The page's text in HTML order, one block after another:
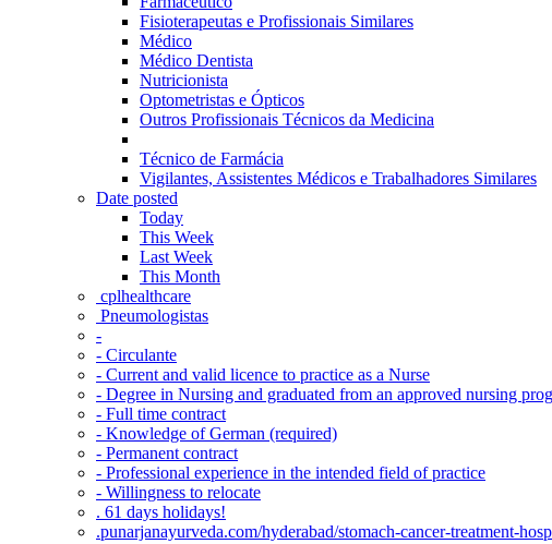
Fisioterapeutas e Profissionais Similares
Médico
Médico Dentista
Nutricionista
Optometristas e Ópticos
Outros Profissionais Técnicos da Medicina
Técnico de Farmácia
Vigilantes, Assistentes Médicos e Trabalhadores Similares
Date posted
Today
This Week
Last Week
This Month
‎ cplhealthcare‬
Pneumologistas
-
- Circulante
- Current and valid licence to practice as a Nurse
- Degree in Nursing and graduated from an approved nursing
- Full time contract
- Knowledge of German (required)
- Permanent contract
- Professional experience in the intended field of practice
- Willingness to relocate
. 61 days holidays!
.punarjanayurveda.com/hyderabad/stomach-cancer-treatment-